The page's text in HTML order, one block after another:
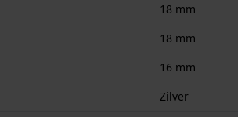
18 mm
18 mm
16 mm
Zilver